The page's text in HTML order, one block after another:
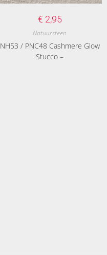
€ 2,95
Natuursteen
NH53 / PNC48 Cashmere Glow
Stucco –